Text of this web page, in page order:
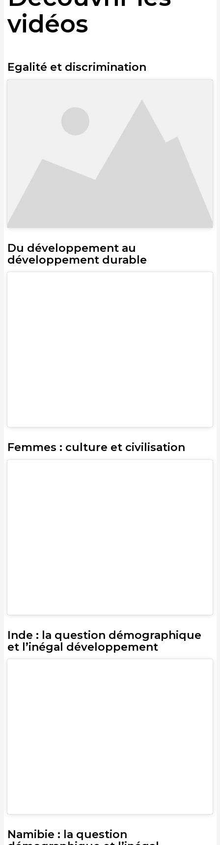
vidéos
Egalité et discrimination
Du développement au
développement durable
Femmes : culture et civilisation
Inde : la question démographique
et l’inégal développement
Namibie : la question